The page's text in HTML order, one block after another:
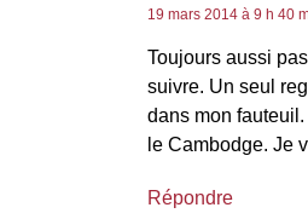
19 mars 2014 à 9 h 40
Toujours aussi
suivre. Un seul
dans mon
le Cambodge. Je
Répondre